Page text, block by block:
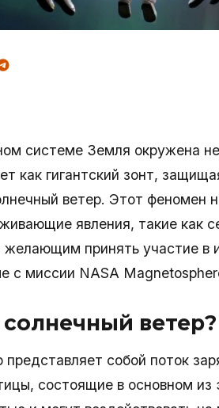
системе Земля окружена
как гигантский зонт,
ветер. Этот феномен
явления, такие как
желающим принять участие в
с миссии NASA
ветер?
представляет собой поток
состоящие в основном из